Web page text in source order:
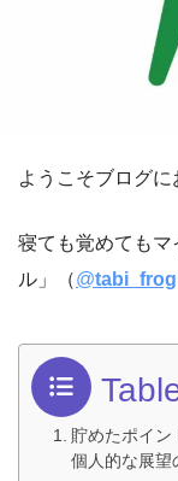
ようこそブログに
寝ても覚めても
ル」（@tabi_frog
貯めたポイン
個人的な展望